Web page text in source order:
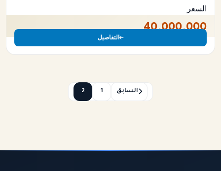
السعر
40,000,000
التفاصيل
السابق 1
2